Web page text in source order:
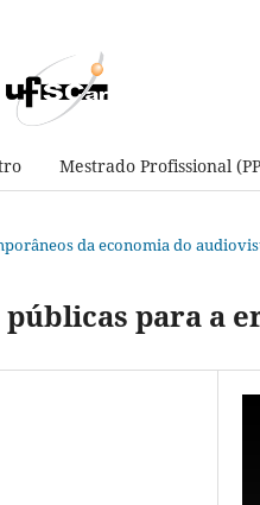
Mestrado Profissional
da economia do
para a